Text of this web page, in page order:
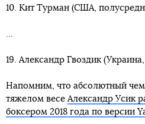
10. Кит Турман (США,
...
19. Александр Гвоздик
Напомним, что абсолютный
тяжелом весеАлександр Усик
боксером 2018 года по версии